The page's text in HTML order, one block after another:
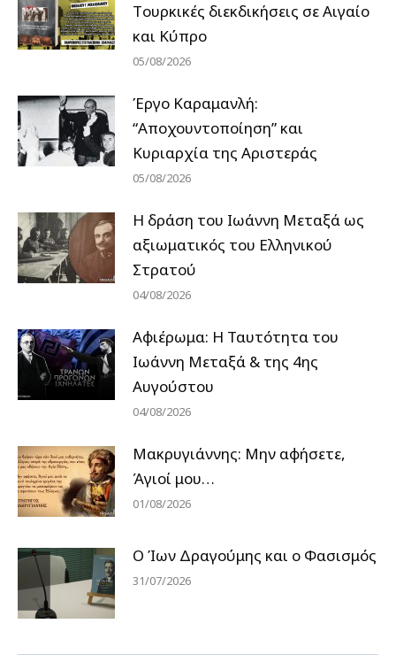
Tουρκικές διεκδικήσεις σε Αιγαίο
και Κύπρο
05/08/2026
Έργο Καραμανλή:
“Αποχουντοποίηση” και
Κυριαρχία της Αριστεράς
05/08/2026
H δράση του Ιωάννη Μεταξά ως
αξιωματικός του Ελληνικού
Στρατού
04/08/2026
Αφιέρωμα: Η Ταυτότητα του
Ιωάννη Μεταξά & της 4ης
Αυγούστου
04/08/2026
Μακρυγιάννης: Μην αφήσετε,
Άγιοί μου…
01/08/2026
Ο Ίων Δραγούμης και ο Φασισμός
31/07/2026